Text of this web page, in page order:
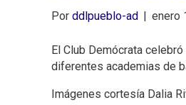
Por ddlpueblo-ad | enero
El Club Demócrata
diferentes academias de
Imágenes cortesía Dalia